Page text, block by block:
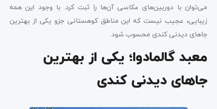
می‌توان با دوربین‌های عکاسی آن‌ها را ثبت کرد. با وجود این همه
زیبایی، عجیب نیست که این مناطق کوهستانی جزو یکی از بهترین
جاهای دیدنی کندی محسوب شود.
معبد گالمادوا؛ یکی از بهترین
جاهای دیدنی کندی